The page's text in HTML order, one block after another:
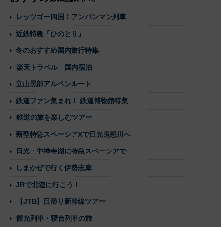
レッツゴー四国！アンパンマン列車
近鉄特急「ひのとり」
冬のおすすめ国内旅行特集
楽天トラベル 国内宿泊
立山黒部アルペンルート
鉄道ファン集まれ！ 鉄道博物館特集
鉄道の旅を楽しむツアー
新型特急スペーシアXで日光鬼怒川へ
日光・中禅寺湖に特急スペーシアで
しまかぜで行く伊勢志摩
JRで北陸に行こう！
【JTB】日帰り新幹線ツアー
観光列車・寝台列車の旅